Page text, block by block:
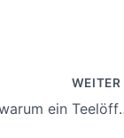
WEITER
Eine Putzfrau verrät,